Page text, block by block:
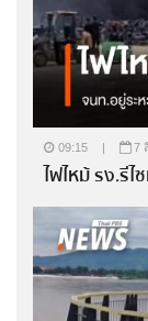
09:15 | 7
ไฟไหม้ รง.รี